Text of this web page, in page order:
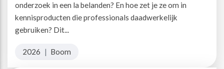
onderzoek in een la belanden? En hoe zet je ze om in
kennisproducten die professionals daadwerkelijk
gebruiken? Dit...
2026 | Boom